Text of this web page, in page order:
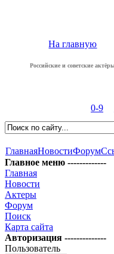
На главную
Российские и советские
0-9
ГлавнаяНовостиФорум
Главное меню -------------
Главная
Новости
Актеры
Форум
Поиск
Карта сайта
Авторизация --------------
Пользователь